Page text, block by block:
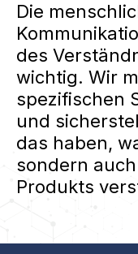
Die
des
wichtig. Wir
spezifischen
und
das haben,
sondern
Produkts